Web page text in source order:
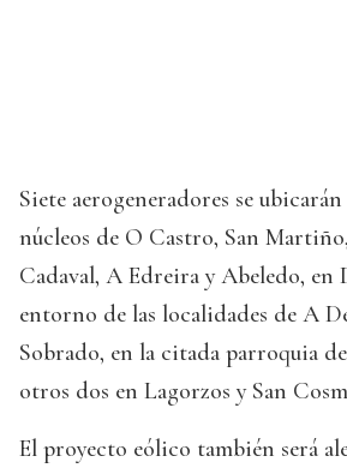
Siete aerogeneradores se
núcleos de O Castro, San
Cadaval, A Edreira y Abeledo, en
entorno de las localidades de A
Sobrado, en la citada parroquia
otros dos en Lagorzos y San
El proyecto eólico también será